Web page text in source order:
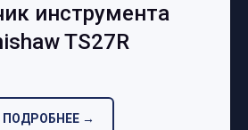
инструмента
TS27R
ПОДРОБНЕЕ →